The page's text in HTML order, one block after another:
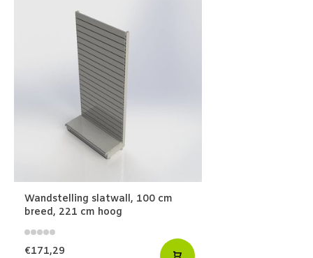
Wandstelling slatwall, 100 cm
breed, 221 cm hoog
€171,29